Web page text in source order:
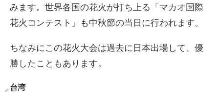
みます。世界各国の花火が打ち上る「マカオ国際
花火コンテスト」も中秋節の当日に行われます。
ちなみにこの花火大会は過去に日本出場して、優
勝したこともあります。
台湾